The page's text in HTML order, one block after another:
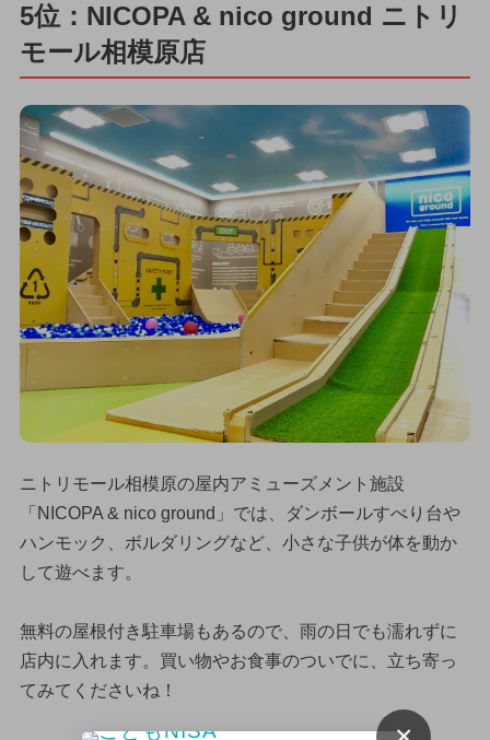
5位：NICOPA & nico ground ニトリ
モール相模原店
ニトリモール相模原の屋内アミューズメント施設
「NICOPA & nico ground」では、ダンボールすべり台や
ハンモック、ボルダリングなど、小さな子供が体を動か
して遊べます。
無料の屋根付き駐車場もあるので、雨の日でも濡れずに
店内に入れます。買い物やお食事のついでに、立ち寄っ
てみてくださいね！